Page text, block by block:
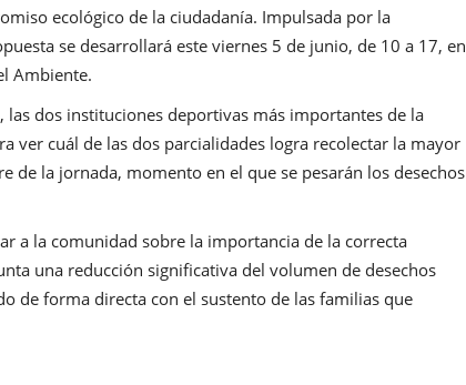
ecológico de la ciudadanía. Impulsada por la
se desarrollará este viernes 5 de junio, de 10 a 17, en
Ambiente.
las dos instituciones deportivas más importantes de la
ver cuál de las dos parcialidades logra recolectar la mayor
de la jornada, momento en el que se pesarán los desechos
a la comunidad sobre la importancia de la correcta
una reducción significativa del volumen de desechos
de forma directa con el sustento de las familias que